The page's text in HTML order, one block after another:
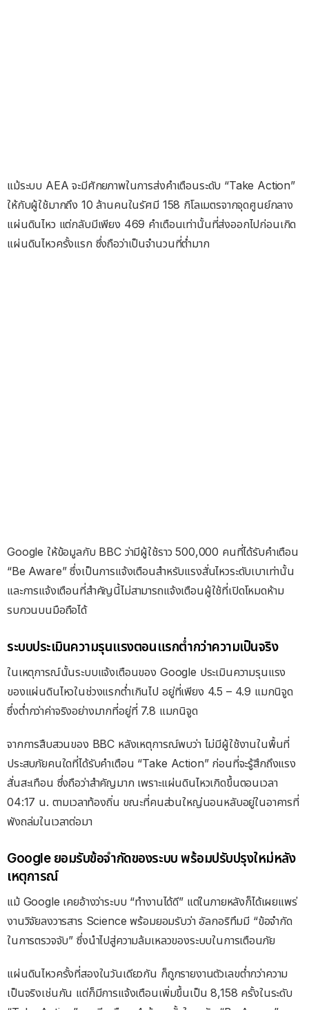
แม้ระบบ AEA จะมีศักยภาพในการส่งคำเตือนระดับ “Take Action”
ให้กับผู้ใช้มากถึง 10 ล้านคนในรัศมี 158 กิโลเมตรจากจุดศูนย์กลาง
แผ่นดินไหว แต่กลับมีเพียง 469 คำเตือนเท่านั้นที่ส่งออกไปก่อนเกิด
แผ่นดินไหวครั้งแรก ซึ่งถือว่าเป็นจำนวนที่ต่ำมาก
Google ให้ข้อมูลกับ BBC ว่ามีผู้ใช้ราว 500,000 คนที่ได้รับคำเตือน
“Be Aware” ซึ่งเป็นการแจ้งเตือนสำหรับแรงสั่นไหวระดับเบาเท่านั้น
และการแจ้งเตือนที่สำคัญนี้ไม่สามารถแจ้งเตือนผู้ใช้ที่เปิดโหมดห้าม
รบกวนบนมือถือได้
ระบบประเมินความรุนแรงตอนแรกต่ำกว่าความเป็นจริง
ในเหตุการณ์นั้นระบบแจ้งเตือนของ Google ประเมินความรุนแรง
ของแผ่นดินไหวในช่วงแรกต่ำเกินไป อยู่ที่เพียง 4.5 – 4.9 แมกนิจูด
ซึ่งต่ำกว่าค่าจริงอย่างมากที่อยู่ที่ 7.8 แมกนิจูด
จากการสืบสวนของ BBC หลังเหตุการณ์พบว่า ไม่มีผู้ใช้งานในพื้นที่
ประสบภัยคนใดที่ได้รับคำเตือน “Take Action” ก่อนที่จะรู้สึกถึงแรง
สั่นสะเทือน ซึ่งถือว่าสำคัญมาก เพราะแผ่นดินไหวเกิดขึ้นตอนเวลา
04:17 น. ตามเวลาท้องถิ่น ขณะที่คนส่วนใหญ่นอนหลับอยู่ในอาคารที่
พังถล่มในเวลาต่อมา
Google ยอมรับข้อจำกัดของระบบ พร้อมปรับปรุงใหม่หลัง
เหตุการณ์
แม้ Google เคยอ้างว่าระบบ “ทำงานได้ดี” แต่ในภายหลังก็ได้เผยแพร่
งานวิจัยลงวารสาร Science พร้อมยอมรับว่า อัลกอริทึมมี “ข้อจำกัด
ในการตรวจจับ” ซึ่งนำไปสู่ความล้มเหลวของระบบในการเตือนภัย
แผ่นดินไหวครั้งที่สองในวันเดียวกัน ก็ถูกรายงานตัวเลขต่ำกว่าความ
เป็นจริงเช่นกัน แต่ก็มีการแจ้งเตือนเพิ่มขึ้นเป็น 8,158 ครั้งในระดับ